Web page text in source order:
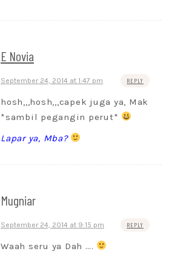
E Novia
September 24, 2014 at 1:47 pm REPLY
hosh,,,hosh,,,capek juga ya, Mak
*sambil pegangin perut*
Lapar ya, Mba?
Mugniar
September 24, 2014 at 9:15 pm REPLY
Waah seru ya Dah ….